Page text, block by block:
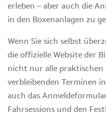
erleben – aber auch die
in den Boxenanlagen zu
Wenn Sie sich selbst
die offizielle Website der
nicht nur alle
verbleibenden Terminen
auch das
Fahrsessions und den